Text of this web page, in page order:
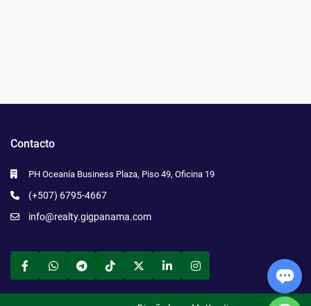
Contacto
PH Oceanía Business Plaza, Piso 49, Oficina 19
(+507) 6795-4667
info@realty.gigpanama.com